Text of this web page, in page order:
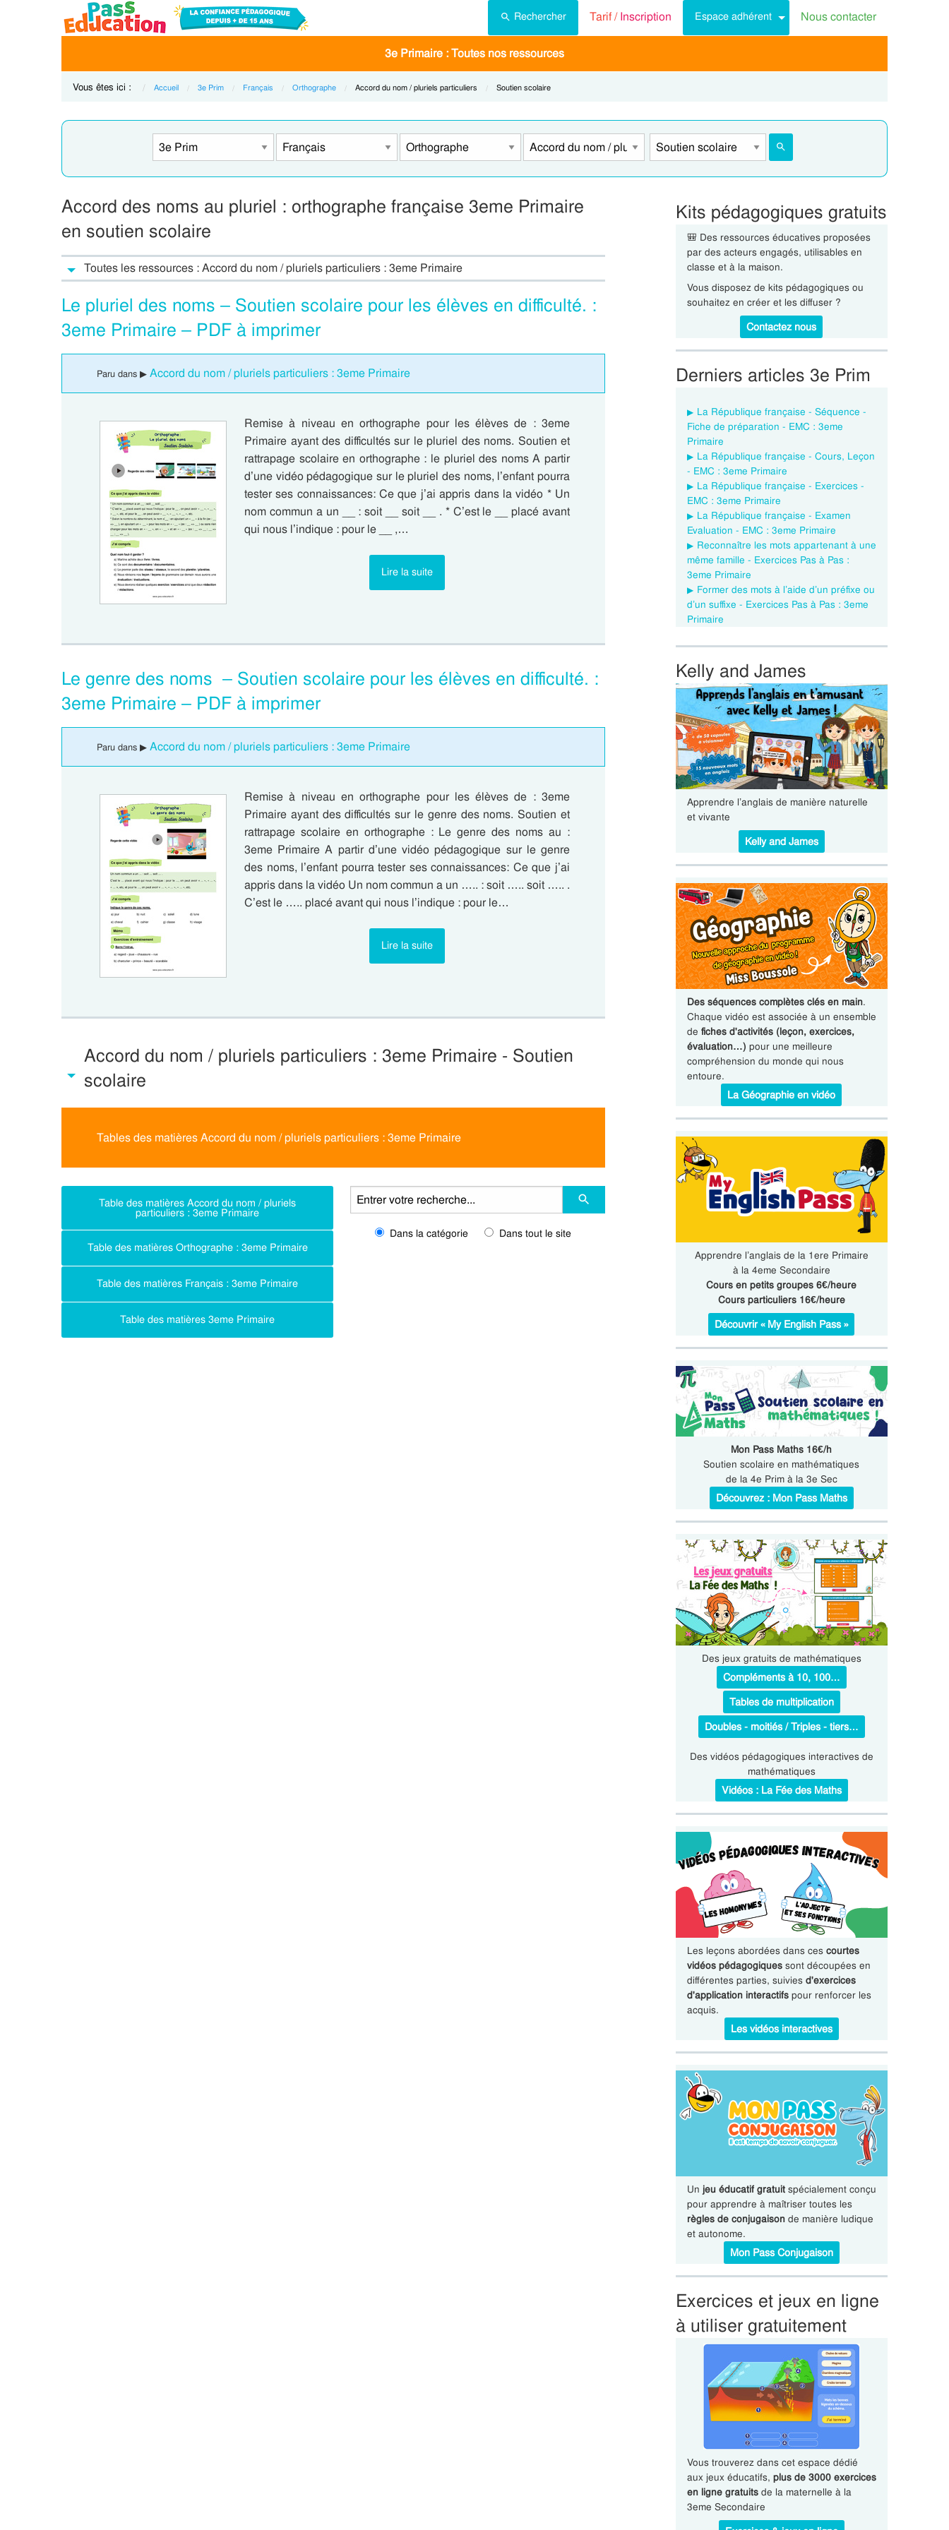
Rechercher Tarif /Inscription Espace adhérent Nous contacter
3e Primaire : Toutes nos ressources
Vous êtes ici : Accueil 3e Prim Français Orthographe Current:
Accord du nom / pluriels particuliers Current:
Soutien scolaire
Accord des noms au pluriel : orthographe française 3eme Primaire
en soutien scolaire
Toutes les ressources : Accord du nom / pluriels particuliers : 3eme Primaire
Le pluriel des noms – Soutien scolaire pour les élèves en difficulté. :
3eme Primaire – PDF à imprimer
Paru dans ▶ Accord du nom / pluriels particuliers : 3eme Primaire
Remise à niveau en orthographe pour les élèves de : 3eme
Primaire ayant des difficultés sur le pluriel des noms. Soutien et
rattrapage scolaire en orthographe : le pluriel des noms A partir
d’une vidéo pédagogique sur le pluriel des noms, l’enfant pourra
tester ses connaissances: Ce que j’ai appris dans la vidéo * Un
nom commun a un __ : soit __ soit __ . * C’est le __ placé avant
qui nous l’indique : pour le __ ,…
Lire la suite
Le genre des noms – Soutien scolaire pour les élèves en difficulté. :
3eme Primaire – PDF à imprimer
Paru dans ▶ Accord du nom / pluriels particuliers : 3eme Primaire
Remise à niveau en orthographe pour les élèves de : 3eme
Primaire ayant des difficultés sur le genre des noms. Soutien et
rattrapage scolaire en orthographe : Le genre des noms au :
3eme Primaire A partir d’une vidéo pédagogique sur le genre
des noms, l’enfant pourra tester ses connaissances: Ce que j’ai
appris dans la vidéo Un nom commun a un ….. : soit ….. soit ….. .
C’est le ….. placé avant qui nous l’indique : pour le…
Lire la suite
Accord du nom / pluriels particuliers : 3eme Primaire - Soutien
scolaire
Tables des matières Accord du nom / pluriels particuliers : 3eme Primaire
Table des matières Accord du nom / pluriels
particuliers : 3eme Primaire
Table des matières Orthographe : 3eme Primaire
Table des matières Français : 3eme Primaire
Table des matières 3eme Primaire
Dans la catégorie Dans tout le site
Kits pédagogiques gratuits
🎒 Des ressources éducatives proposées
par des acteurs engagés, utilisables en
classe et à la maison.
Vous disposez de kits pédagogiques ou
souhaitez en créer et les diffuser ?
Contactez nous
Derniers articles 3e Prim
La République française - Séquence -
Fiche de préparation - EMC : 3eme
Primaire
La République française - Cours, Leçon
- EMC : 3eme Primaire
La République française - Exercices -
EMC : 3eme Primaire
La République française - Examen
Evaluation - EMC : 3eme Primaire
Reconnaître les mots appartenant à une
même famille - Exercices Pas à Pas :
3eme Primaire
Former des mots à l’aide d’un préfixe ou
d’un suffixe - Exercices Pas à Pas : 3eme
Primaire
Kelly and James
Apprendre l’anglais de manière naturelle
et vivante
Kelly and James
Des séquences complètes clés en main.
Chaque vidéo est associée à un ensemble
de fiches d'activités (leçon, exercices,
évaluation…) pour une meilleure
compréhension du monde qui nous
entoure.
La Géographie en vidéo
Apprendre l’anglais de la 1ere Primaire
à la 4eme Secondaire
Cours en petits groupes 6€/heure
Cours particuliers 16€/heure
Découvrir « My English Pass »
Mon Pass Maths 16€/h
Soutien scolaire en mathématiques
de la 4e Prim à la 3e Sec
Découvrez : Mon Pass Maths
Des jeux gratuits de mathématiques
Compléments à 10, 100…
Tables de multiplication
Doubles - moitiés / Triples - tiers…
Des vidéos pédagogiques interactives de
mathématiques
Vidéos : La Fée des Maths
Les leçons abordées dans ces courtes
vidéos pédagogiquessont découpées en
différentes parties, suivies d'exercices
d'application interactifspour renforcer les
acquis.
Les vidéos interactives
Un jeu éducatif gratuitspécialement conçu
pour apprendre à maîtriser toutes les
règles de conjugaisonde manière ludique
et autonome.
Mon Pass Conjugaison
Exercices et jeux en ligne
à utiliser gratuitement
Vous trouverez dans cet espace dédié
aux jeux éducatifs, plus de 3000 exercices
en ligne gratuitsde la maternelle à la
3eme Secondaire